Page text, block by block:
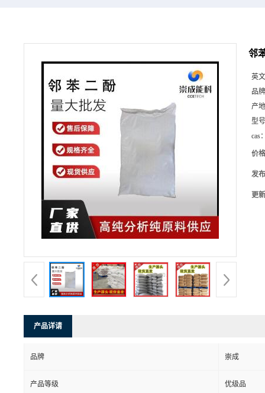
邻
英
品
产
型
cas
价
发
更
产品详请
品牌 崇成
产品等级 优级品